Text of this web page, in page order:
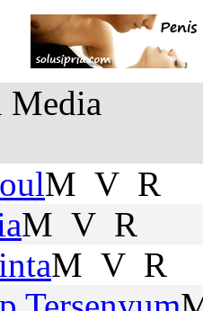
Media
M V R
M V R
M V R